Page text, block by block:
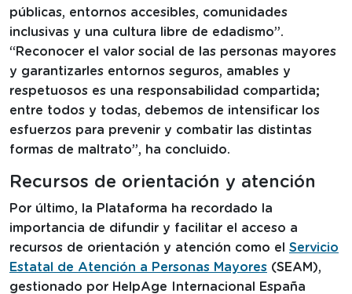
públicas, entornos accesibles, comunidades
inclusivas y una cultura libre de edadismo”.
“Reconocer el valor social de las personas mayores
y garantizarles entornos seguros, amables y
respetuosos es una responsabilidad compartida;
entre todos y todas, debemos de intensificar los
esfuerzos para prevenir y combatir las distintas
formas de maltrato”, ha concluido.
Recursos de orientación y atención
Por último, la Plataforma ha recordado la
importancia de difundir y facilitar el acceso a
recursos de orientación y atención como el Servicio
Estatal de Atención a Personas Mayores (SEAM),
gestionado por HelpAge Internacional España